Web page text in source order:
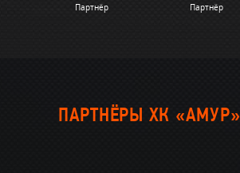
Партнёр Партнёр
ПАРТНЁРЫ ХК «АМУР»